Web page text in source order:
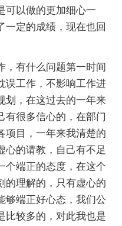
可以做的更加细心一
一定的成绩，现在也回
有什么问题第一时间
误工作，不影响工作进
划，在这过去的一年来
有很多信心的，在部门
项目，一年来我清楚的
心的请教，自己有不足
个端正的态度，在这个
的理解的，只有虚心的
够端正好心态，我们公
比较多的，对此我也是